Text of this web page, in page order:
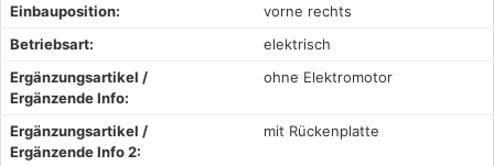
Einbauposition:
vorne rechts
Betriebsart:
elektrisch
Ergänzungsartikel /
Ergänzende Info:
ohne Elektromotor
Ergänzungsartikel /
Ergänzende Info 2:
mit Rückenplatte